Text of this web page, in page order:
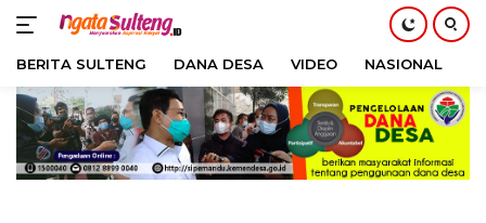
Langsung
konten
BERITA SULTENG DANA DESA VIDEO NASIONAL